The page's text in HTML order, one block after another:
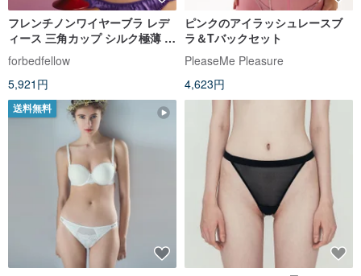
フレンチノンワイヤーブラ レデ
ィース 三角カップ シルク極薄 通
気性ブラジャー＆ショーツセッ
ト
forbedfellow
5,921円
ピンクのアイラッシュレースブ
ラ＆Tバックセット
PleaseMe Pleasure
4,623円
送料無料